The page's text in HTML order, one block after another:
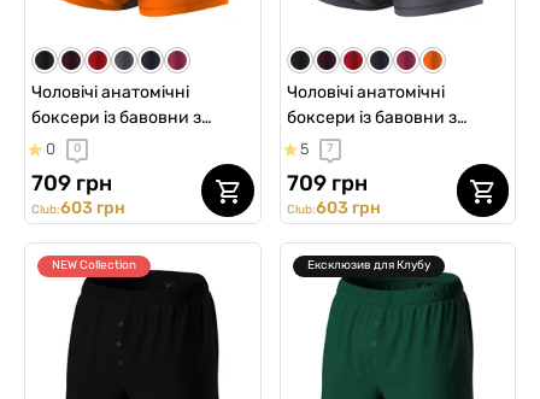
Чоловічі анатомічні
боксери із бавовни з
сіткою, Anatomic Classic
Light, Black Series,
помаранчевий
0 0
709 грн
Club:603 грн
Чоловічі анатомічні
боксери із бавовни з
сіткою, Anatomic Classic
Light, Black Series,
графітовий
5 7
709 грн
Club:603 грн
NEW Collection Ексклюзив для Клубу